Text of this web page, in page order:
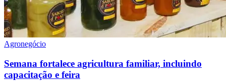
Agronegócio
Semana fortalece agricultura familiar, incluindo
capacitação e feira